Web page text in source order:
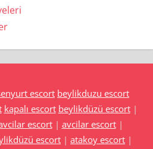
escort beylikduzu escort
kapalı escort beylikdüzü escort|
escort| avcilar escort|
escort | atakoy escort |